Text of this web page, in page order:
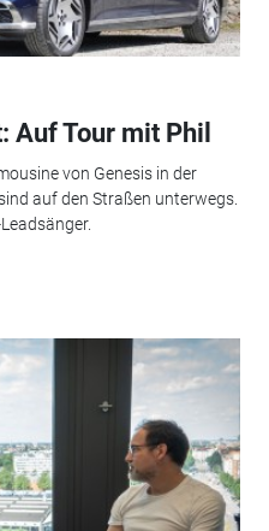
Auf Tour mit Phil
von Genesis in der
auf den Straßen unterwegs.